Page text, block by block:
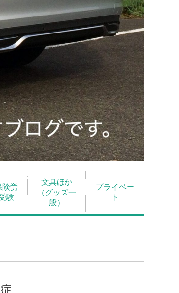
険労
験
文具ほか
（グッズ一
般）
プライベー
ト